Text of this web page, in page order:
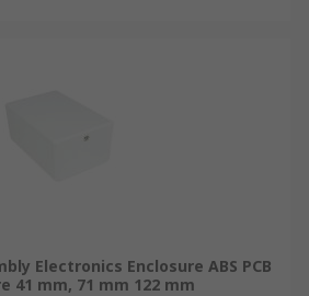
Electronics Enclosure ABS PCB
41 mm, 71 mm 122 mm